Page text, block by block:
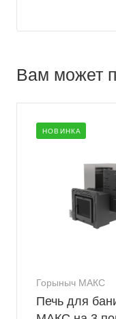
Вам может
НОВИНКА
Горыныч МАКС
Печь для